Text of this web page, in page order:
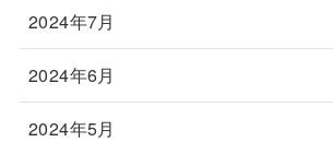
2024年7月
2024年6月
2024年5月